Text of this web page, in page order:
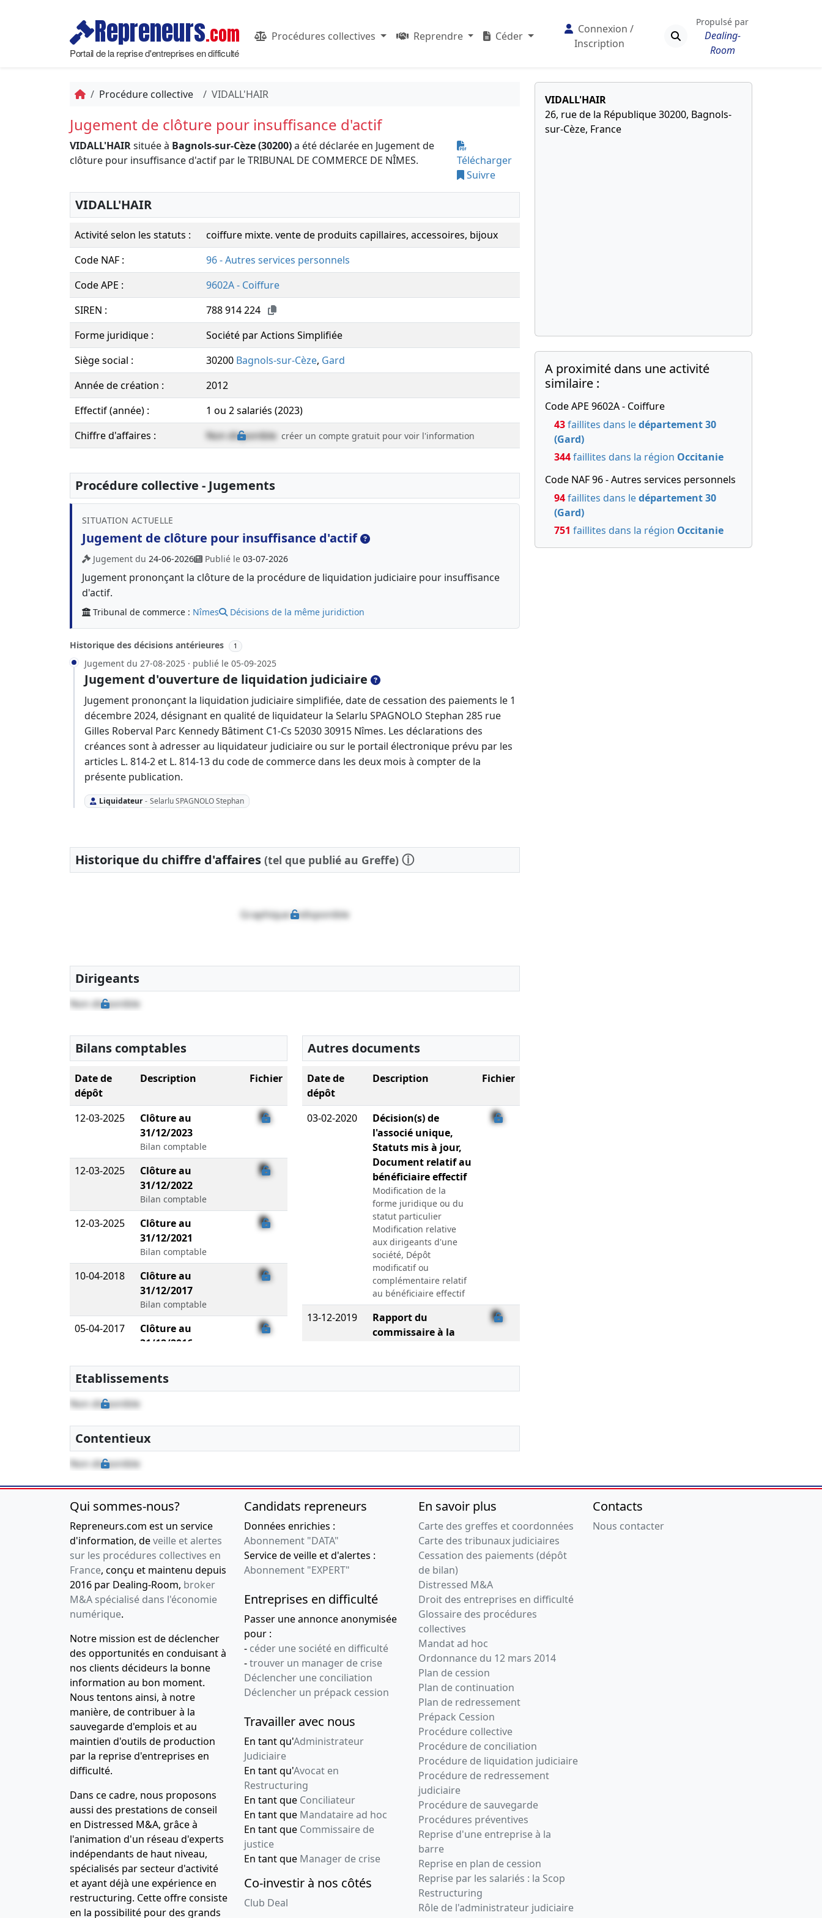
Repreneurs.com
Portail de la reprise d'entreprises en difficulté
Procédures collectives Reprendre Céder
Connexion /
Inscription
Propulsé par
Dealing-
Room
Procédure collective VIDALL'HAIR
Jugement de clôture pour insuffisance d'actif
VIDALL'HAIRsituée à Bagnols-sur-Cèze (30200)a été déclarée en Jugement de
clôture pour insuffisance d'actif par le TRIBUNAL DE COMMERCE DE NÎMES.
Télécharger
Suivre
VIDALL'HAIR
Activité selon les statuts :
coiffure mixte. vente de produits capillaires, accessoires, bijoux
Code NAF :
96 - Autres services personnels
Code APE :
9602A - Coiffure
SIREN :
788 914 224
Forme juridique :
Société par Actions Simplifiée
Siège social :
30200 Bagnols-sur-Cèze, Gard
Année de création :
2012
Effectif (année) :
1 ou 2 salariés (2023)
Chiffre d'affaires :
Non disponible créer un compte gratuit pour voir l'information
Procédure collective - Jugements
SITUATION ACTUELLE
Jugement de clôture pour insuffisance d'actif
Jugement du 24-06-2026 Publié le 03-07-2026
Jugement prononçant la clôture de la procédure de liquidation judiciaire pour insuffisance
d'actif.
Tribunal de commerce : Nîmes Décisions de la même juridiction
Historique des décisions antérieures 1
Jugement du 27-08-2025 · publié le 05-09-2025
Jugement d'ouverture de liquidation judiciaire
Jugement prononçant la liquidation judiciaire simplifiée, date de cessation des paiements le 1
décembre 2024, désignant en qualité de liquidateur la Selarlu SPAGNOLO Stephan 285 rue
Gilles Roberval Parc Kennedy Bâtiment C1-Cs 52030 30915 Nîmes. Les déclarations des
créances sont à adresser au liquidateur judiciaire ou sur le portail électronique prévu par les
articles L. 814-2 et L. 814-13 du code de commerce dans les deux mois à compter de la
présente publication.
Liquidateur - Selarlu SPAGNOLO Stephan
Historique du chiffre d'affaires (tel que publié au Greffe) ⓘ
Graphique indisponible
Dirigeants
Non disponible
Bilans comptables
Date de
dépôt
Description Fichier
12-03-2025
Clôture au
31/12/2023
Bilan comptable
12-03-2025
Clôture au
31/12/2022
Bilan comptable
12-03-2025
Clôture au
31/12/2021
Bilan comptable
10-04-2018
Clôture au
31/12/2017
Bilan comptable
05-04-2017
Clôture au
31/12/2016
05-04-2017
Clôture au
31/12/2015
Bilan comptable
05-04-2017
Clôture au
31/12/2014
05-04-2017
Clôture au
31/12/2013
Autres documents
Date de
dépôt
Description Fichier
03-02-2020
Décision(s) de
l'associé unique,
Statuts mis à jour,
Document relatif au
bénéficiaire effectif
Modification de la
forme juridique ou du
statut particulier
Modification relative
aux dirigeants d'une
société, Dépôt
modificatif ou
complémentaire relatif
au bénéficiaire effectif
13-12-2019
Rapport du
commissaire à la
l'associé unique,
Transfert siège social et
24-10-2012
Expédition d'un
acte authentique
société commerciale
suite à achat
Etablissements
Non disponible
Contentieux
Non disponible
VIDALL'HAIR
26, rue de la République 30200, Bagnols-
sur-Cèze, France
A proximité dans une activité
similaire :
Code APE 9602A - Coiffure
43faillites dans ledépartement 30
(Gard)
344faillites dans la région Occitanie
Code NAF 96 - Autres services personnels
94faillites dans ledépartement 30
(Gard)
751 faillites dans la région Occitanie
Qui sommes-nous?
Repreneurs.com est un service
d'information, deveille et alertes
sur les procédures collectives en
France, conçu et maintenu depuis
2016 par Dealing-Room, broker
M&A spécialisé dans l'économie
numérique.
Notre mission est de déclencher
des opportunités en conduisant à
nos clients décideurs la bonne
information au bon moment.
Nous tentons ainsi, à notre
manière, de contribuer à la
sauvegarde d'emplois et au
maintien d'outils de production
par la reprise d'entreprises en
difficulté.
Dans ce cadre, nous proposons
aussi des prestations de conseil
en Distressed M&A, grâce à
l'animation d'un réseau d'experts
indépendants de haut niveau,
spécialisés par secteur d'activité
et ayant déjà une expérience en
restructuring. Cette offre consiste
en la possibilité pour des grands
Candidats repreneurs
Données enrichies :
Abonnement "DATA"
Service de veille et d'alertes :
Abonnement "EXPERT"
Entreprises en difficulté
Passer une annonce anonymisée
pour :
- céder une société en difficulté
-trouver un manager de crise
Déclencher une conciliation
Déclencher un prépack cession
Travailler avec nous
En tant qu'Administrateur
Judiciaire
En tant qu'Avocat en
Restructuring
En tant que Conciliateur
En tant que Mandataire ad hoc
En tant que Commissaire de
justice
En tant que Manager de crise
Co-investir à nos côtés
Club Deal
En savoir plus
Carte des greffes et coordonnées
Carte des tribunaux judiciaires
Cessation des paiements (dépôt
de bilan)
Distressed M&A
Droit des entreprises en difficulté
Glossaire des procédures
collectives
Mandat ad hoc
Ordonnance du 12 mars 2014
Plan de cession
Plan de continuation
Plan de redressement
Prépack Cession
Procédure collective
Procédure de conciliation
Procédure de liquidation judiciaire
Procédure de redressement
judiciaire
Procédure de sauvegarde
Procédures préventives
Reprise d'une entreprise à la
barre
Reprise en plan de cession
Reprise par les salariés : la Scop
Restructuring
Rôle de l'administrateur judiciaire
Contacts
Nous contacter